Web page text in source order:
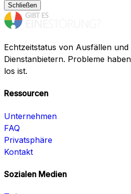
Schließen
Echtzeitstatus von Ausfällen
Dienstanbietern. Probleme
los ist.
Ressourcen
Unternehmen
FAQ
Privatsphäre
Kontakt
Sozialen Medien